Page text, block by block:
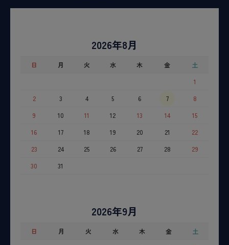
2026年8月
日 月 火 水 木 金
土
1
2
3 4 5 6 7
8
9
10 11 12 13 14
15
16
17 18 19 20 21
22
23
24 25 26 27 28
29
30
31
2026年9月
日 月 火 水 木 金
土